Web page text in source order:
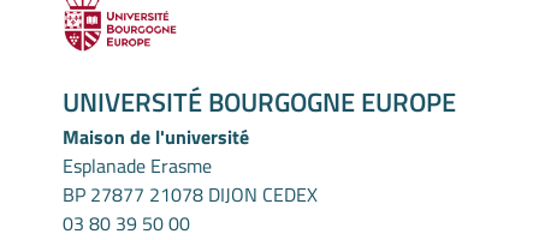
UNIVERSITÉ BOURGOGNE EUROPE
Maison de l'université
Esplanade Erasme
BP 27877 21078 DIJON CEDEX
03 80 39 50 00